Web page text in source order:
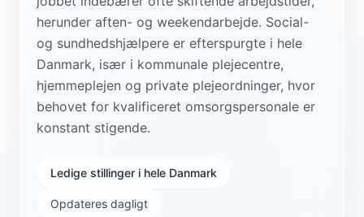
herunder aften- og weekendarbejde. Social-
og sundhedshjælpere er efterspurgte i hele
Danmark, især i kommunale plejecentre,
hjemmeplejen og private plejeordninger, hvor
behovet for kvalificeret omsorgspersonale er
konstant stigende.
Ledige stillinger i hele Danmark
Opdateres dagligt